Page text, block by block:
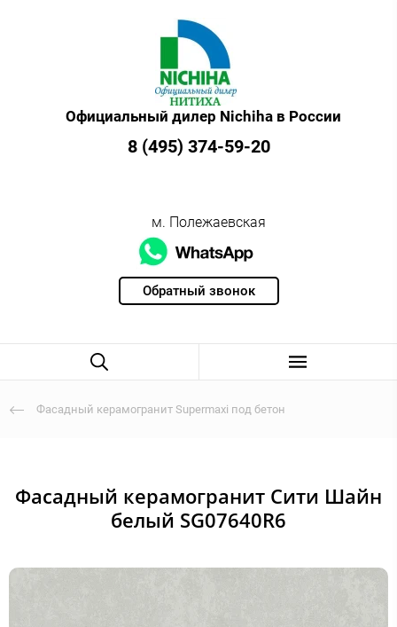
Обратный звонок
Официальный дилер Nichiha в России
8 (495) 374-59-20
м. Полежаевская
Фасадный керамогранит Supermaxi под бетон
Фасадный керамогранит Сити Шайн
белый SG07640R6